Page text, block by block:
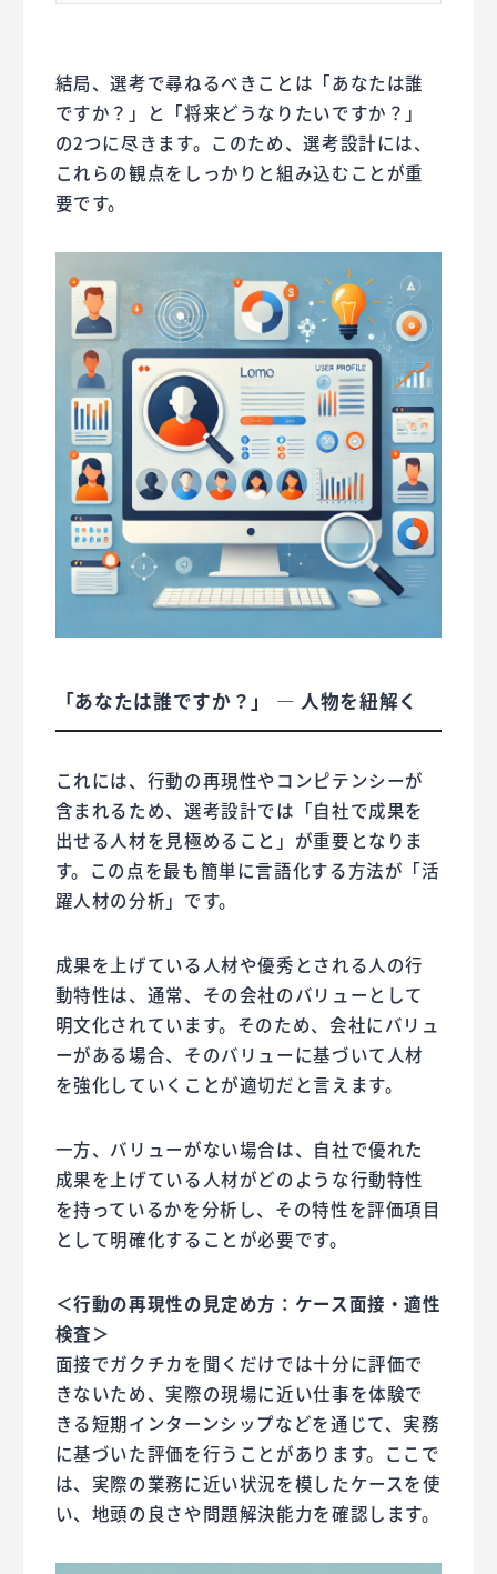
結局、選考で尋ねるべきことは「あなたは誰
ですか？」と「将来どうなりたいですか？」
の2つに尽きます。このため、選考設計には、
これらの観点をしっかりと組み込むことが重
要です。
「あなたは誰ですか？」 ― 人物を紐解く
これには、行動の再現性やコンピテンシーが
含まれるため、選考設計では「自社で成果を
出せる人材を見極めること」が重要となりま
す。この点を最も簡単に言語化する方法が「活
躍人材の分析」です。
成果を上げている人材や優秀とされる人の行
動特性は、通常、その会社のバリューとして
明文化されています。そのため、会社にバリュ
ーがある場合、そのバリューに基づいて人材
を強化していくことが適切だと言えます。
一方、バリューがない場合は、自社で優れた
成果を上げている人材がどのような行動特性
を持っているかを分析し、その特性を評価項目
として明確化することが必要です。
＜行動の再現性の見定め方：ケース面接・適性
検査＞
面接でガクチカを聞くだけでは十分に評価で
きないため、実際の現場に近い仕事を体験で
きる短期インターンシップなどを通じて、実務
に基づいた評価を行うことがあります。ここで
は、実際の業務に近い状況を模したケースを使
い、地頭の良さや問題解決能力を確認します。